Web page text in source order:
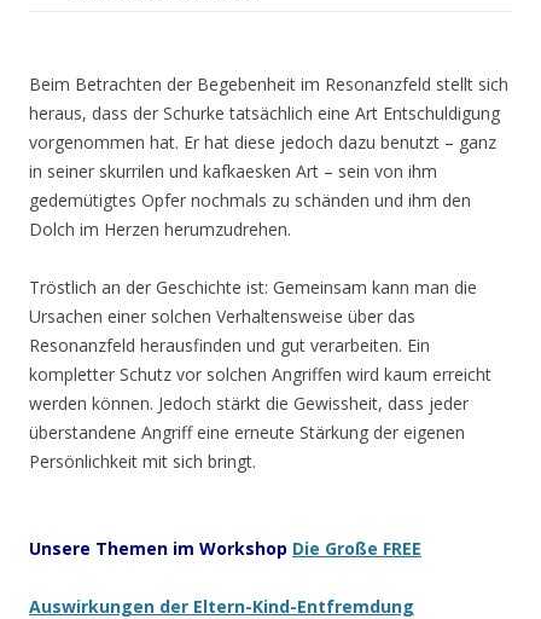
Beim Betrachten der Begebenheit im Resonanzfeld stellt sich
heraus, dass der Schurke tatsächlich eine Art Entschuldigung
vorgenommen hat. Er hat diese jedoch dazu benutzt – ganz
in seiner skurrilen und kafkaesken Art – sein von ihm
gedemütigtes Opfer nochmals zu schänden und ihm den
Dolch im Herzen herumzudrehen.
Tröstlich an der Geschichte ist: Gemeinsam kann man die
Ursachen einer solchen Verhaltensweise über das
Resonanzfeld herausfinden und gut verarbeiten. Ein
kompletter Schutz vor solchen Angriffen wird kaum erreicht
werden können. Jedoch stärkt die Gewissheit, dass jeder
überstandene Angriff eine erneute Stärkung der eigenen
Persönlichkeit mit sich bringt.
Unsere Themen im Workshop Die Große FREE
Auswirkungen der Eltern-Kind-Entfremdung